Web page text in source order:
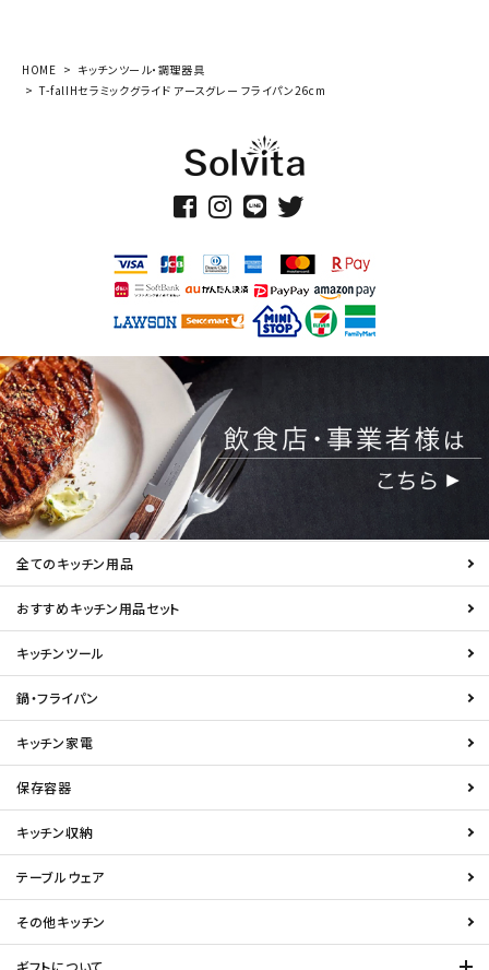
HOME
キッチンツール・調理器具
T-falIHセラミックグライド アースグレー フライパン26cm
全てのキッチン用品
おすすめキッチン用品セット
キッチンツール
鍋・フライパン
キッチン家電
保存容器
キッチン収納
テーブルウェア
その他キッチン
ギフトについて